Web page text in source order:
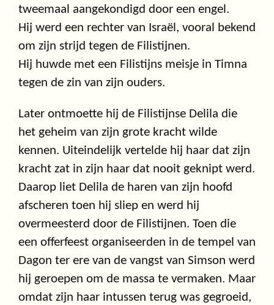
tweemaal aangekondigd door een engel.
Hij werd een rechter van Israël, vooral bekend
om zijn strijd tegen de Filistijnen.
Hij huwde met een Filistijns meisje in Timna
tegen de zin van zijn ouders.
Later ontmoette hij de Filistijnse Delila die
het geheim van zijn grote kracht wilde
kennen. Uiteindelijk vertelde hij haar dat zijn
kracht zat in zijn haar dat nooit geknipt werd.
Daarop liet Delila de haren van zijn hoofd
afscheren toen hij sliep en werd hij
overmeesterd door de Filistijnen. Toen die
een offerfeest organiseerden in de tempel van
Dagon ter ere van de vangst van Simson werd
hij geroepen om de massa te vermaken. Maar
omdat zijn haar intussen terug was gegroeid,